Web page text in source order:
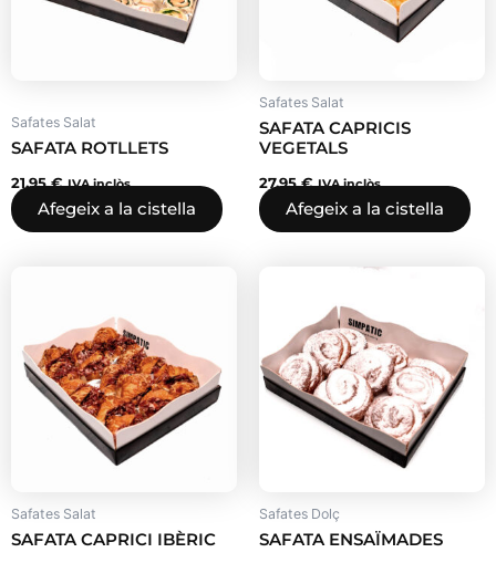
Safates Salat
SAFATA ROTLLETS
21,95€ IVA inclòs
Afegeix a la cistella
Safates Salat
SAFATA CAPRICIS
VEGETALS
27,95€ IVA inclòs
Afegeix a la cistella
Safates Salat
SAFATA CAPRICI IBÈRIC
Safates Dolç
SAFATA ENSAÏMADES